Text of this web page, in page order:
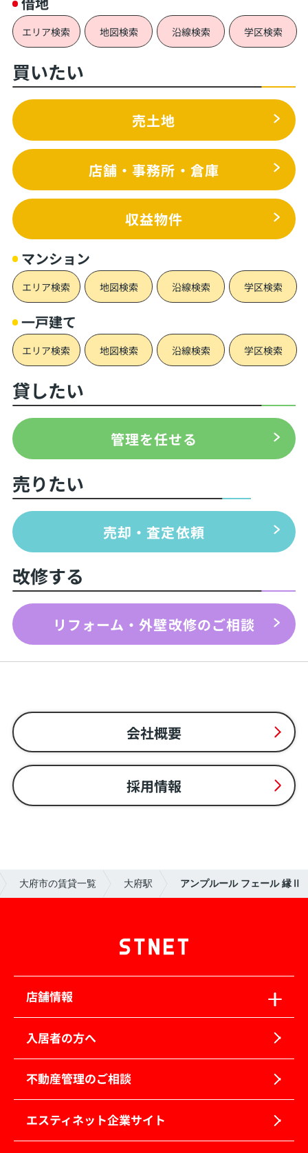
エリア検索 地図検索 沿線検索 学区検索
買いたい
売土地
店舗・事務所・倉庫
収益物件
マンション
エリア検索 地図検索 沿線検索 学区検索
一戸建て
エリア検索 地図検索 沿線検索 学区検索
貸したい
管理を任せる
売りたい
売却・査定依頼
改修する
リフォーム・外壁改修のご相談
会社概要
採用情報
大府市の賃貸一覧 大府駅 アンプルール フェール 縁Ⅱ
店舗情報
入居者の方へ
不動産管理のご相談
エスティネット企業サイト